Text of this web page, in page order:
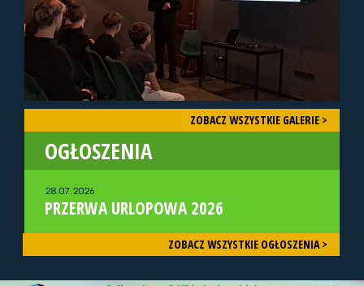
ZOBACZ WSZYSTKIE GALERIE >
OGŁOSZENIA
28.07.2026
PRZERWA URLOPOWA 2026
ZOBACZ WSZYSTKIE OGŁOSZENIA >